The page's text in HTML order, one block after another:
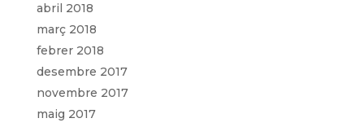
abril 2018
març 2018
febrer 2018
desembre 2017
novembre 2017
maig 2017